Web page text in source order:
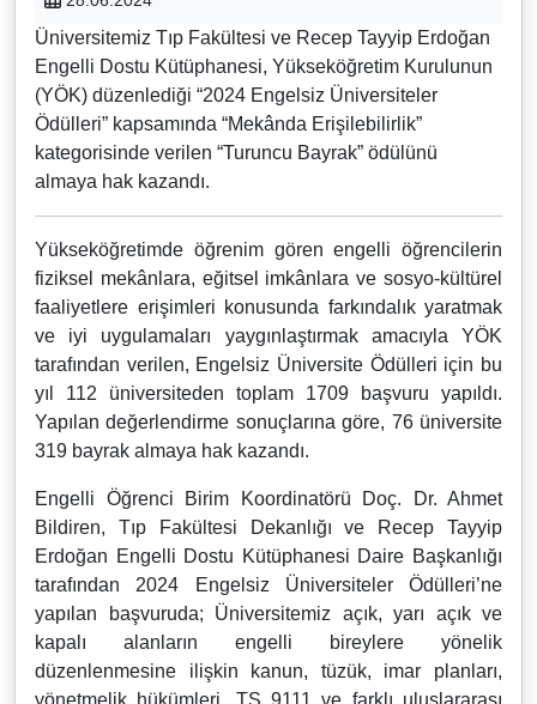
Üniversitemiz Tıp Fakültesi ve Recep Tayyip Erdoğan
Engelli Dostu Kütüphanesi, Yükseköğretim Kurulunun
(YÖK) düzenlediği “2024 Engelsiz Üniversiteler
Ödülleri” kapsamında “Mekânda Erişilebilirlik”
kategorisinde verilen “Turuncu Bayrak” ödülünü
almaya hak kazandı.
Yükseköğretimde öğrenim gören engelli öğrencilerin
fiziksel mekânlara, eğitsel imkânlara ve sosyo-kültürel
faaliyetlere erişimleri konusunda farkındalık yaratmak
ve iyi uygulamaları yaygınlaştırmak amacıyla YÖK
tarafından verilen, Engelsiz Üniversite Ödülleri için bu
yıl 112 üniversiteden toplam 1709 başvuru yapıldı.
Yapılan değerlendirme sonuçlarına göre, 76 üniversite
319 bayrak almaya hak kazandı.
Engelli Öğrenci Birim Koordinatörü Doç. Dr. Ahmet
Bildiren, Tıp Fakültesi Dekanlığı ve Recep Tayyip
Erdoğan Engelli Dostu Kütüphanesi Daire Başkanlığı
tarafından 2024 Engelsiz Üniversiteler Ödülleri’ne
yapılan başvuruda; Üniversitemiz açık, yarı açık ve
kapalı alanların engelli bireylere yönelik
düzenlenmesine ilişkin kanun, tüzük, imar planları,